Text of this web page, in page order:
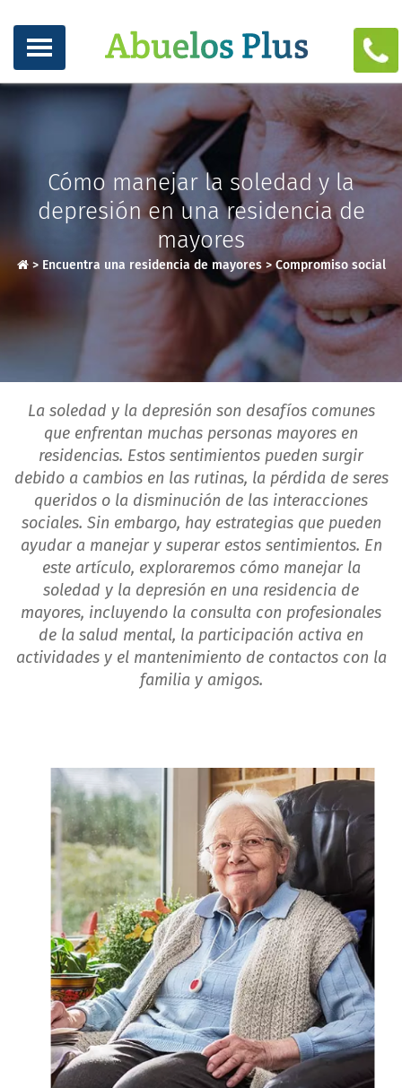
Cómo manejar la soledad y la
depresión en una residencia de
mayores
> Encuentra una residencia de mayores>Compromiso social
La soledad y la depresión son desafíos comunes
que enfrentan muchas personas mayores en
residencias. Estos sentimientos pueden surgir
debido a cambios en las rutinas, la pérdida de seres
queridos o la disminución de las interacciones
sociales. Sin embargo, hay estrategias que pueden
ayudar a manejar y superar estos sentimientos. En
este artículo, exploraremos cómo manejar la
soledad y la depresión en una residencia de
mayores, incluyendo la consulta con profesionales
de la salud mental, la participación activa en
actividades y el mantenimiento de contactos con la
familia y amigos.